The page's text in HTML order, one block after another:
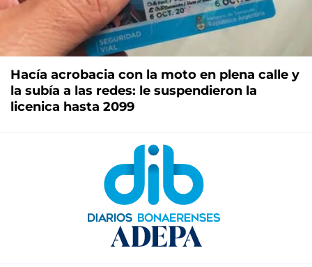
Hacía acrobacia con la moto en plena calle y
la subía a las redes: le suspendieron la
licenica hasta 2099